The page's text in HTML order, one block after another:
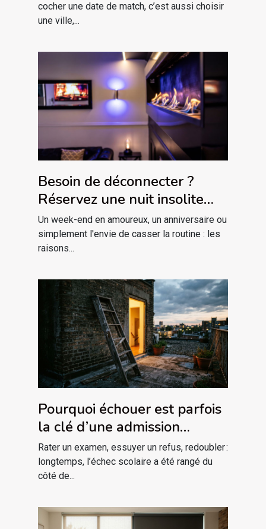
cocher une date de match, c’est aussi choisir
une ville,...
Besoin de déconnecter ?
Réservez une nuit insolite
avec jacuzzi privatif dans le
massif des Vosges !
Un week-end en amoureux, un anniversaire ou
simplement l'envie de casser la routine : les
raisons...
Pourquoi échouer est parfois
la clé d’une admission
réussie
Rater un examen, essuyer un refus, redoubler :
longtemps, l’échec scolaire a été rangé du
côté de...